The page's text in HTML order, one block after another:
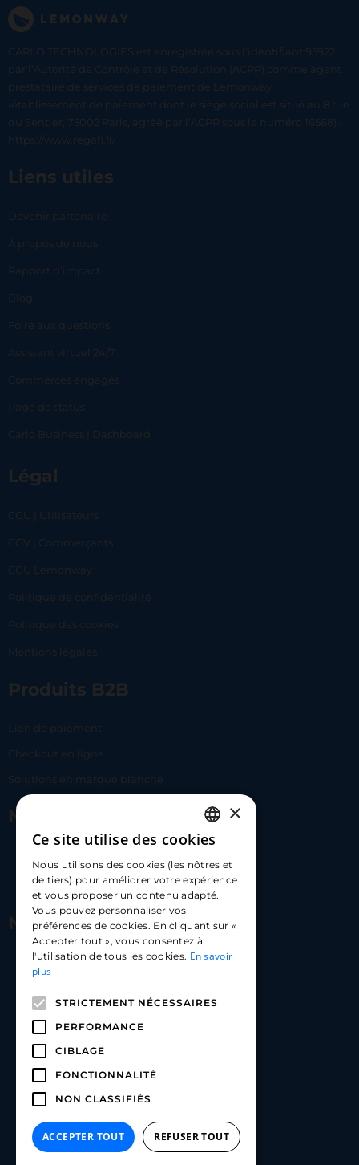
CARLO TECHNOLOGIES est enregistrée sous l'identifiant 95922
par l’Autorité de Contrôle et de Résolution (ACPR) comme agent
prestataire de services de paiement de Lemonway
(établissement de paiement dont le siège social est situé au 8 rue
du Sentier, 75002 Paris, agréé par l’ACPR sous le numéro 16568) -
https://www.regafi.fr/
Liens utiles
Devenir partenaire
À propos de nous
Rapport d’impact
Blog
Foire aux questions
Assistant virtuel 24/7
Commerces engagés
Page de status
Carlo Business | Dashboard
Légal
CGU | Utilisateurs
CGV | Commerçants
CGU Lemonway
Politique de confidentialité
Politique des cookies
Mentions légales
Produits B2B
Lien de paiement
Checkout en ligne
Solutions en marque blanche
Nous contacter
hello@carloapp.com
Nous suivre
Carlo App | Instagram
Carlo App | Linkedin
FRENCH
ENGLISH
SPANISH
×
Ce site utilise des cookies
Nous utilisons des cookies (les nôtres et
de tiers) pour améliorer votre expérience
et vous proposer un contenu adapté.
Vous pouvez personnaliser vos
préférences de cookies. En cliquant sur «
Accepter tout », vous consentez à
l'utilisation de tous les cookies. En savoir
plus
STRICTEMENT NÉCESSAIRES
PERFORMANCE
CIBLAGE
FONCTIONNALITÉ
NON CLASSIFIÉS
ACCEPTER TOUT REFUSER TOUT